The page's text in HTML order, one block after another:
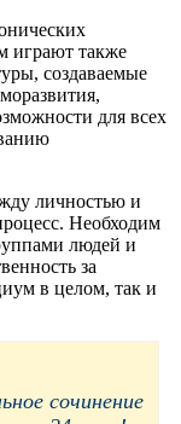
играют также
создаваемые
для всех
личностью и
Необходим
людей и
за
в целом, так и
сочинение